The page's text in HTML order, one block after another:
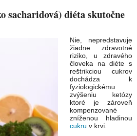
sacharidová) diéta skutočne
Nie, nepredstavuje
žiadne zdravotné
riziko, u zdravého
človeka na diéte s
reštrikciou cukrov
dochádza k
fyziologickému
zvýšeniu ketózy
ktoré je zároveň
kompenzované
zníženou hladinou
cukru v krvi.